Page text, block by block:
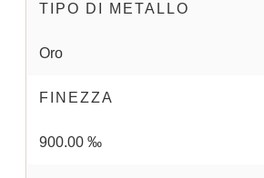
TIPO DI METALLO
Oro
FINEZZA
900.00 ‰